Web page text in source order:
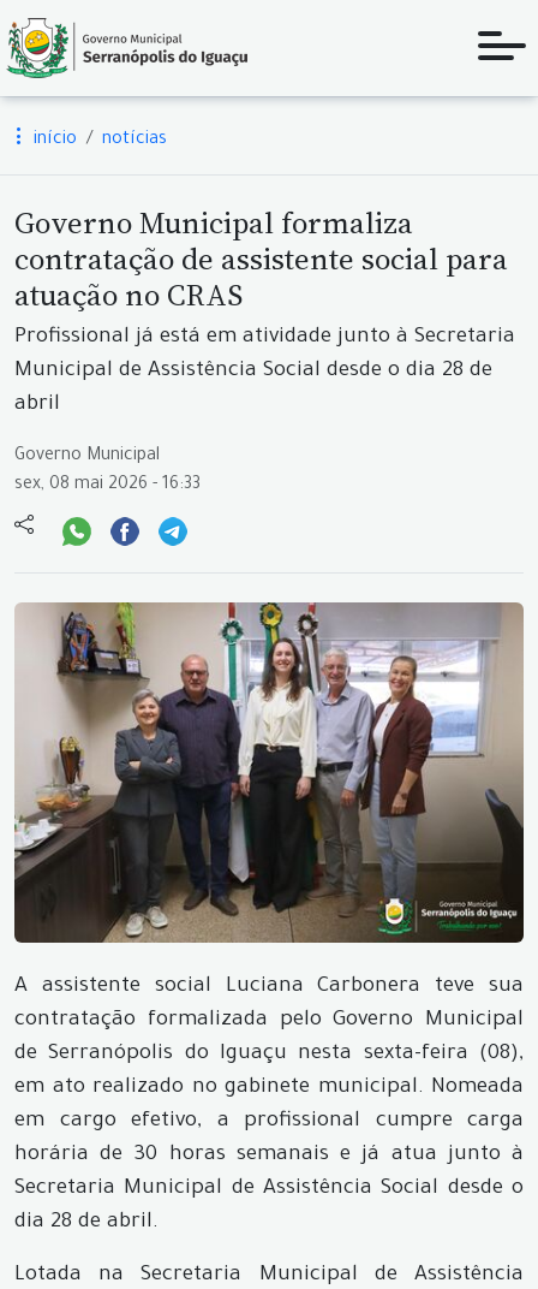
início notícias
Governo Municipal formaliza
contratação de assistente social para
atuação no CRAS
Profissional já está em atividade junto à Secretaria
Municipal de Assistência Social desde o dia 28 de
abril
Governo Municipal
sex, 08 mai 2026 - 16:33
A assistente social Luciana Carbonera teve sua
contratação formalizada pelo Governo Municipal
de Serranópolis do Iguaçu nesta sexta-feira (08),
em ato realizado no gabinete municipal. Nomeada
em cargo efetivo, a profissional cumpre carga
horária de 30 horas semanais e já atua junto à
Secretaria Municipal de Assistência Social desde o
dia 28 de abril.
Lotada na Secretaria Municipal de Assistência